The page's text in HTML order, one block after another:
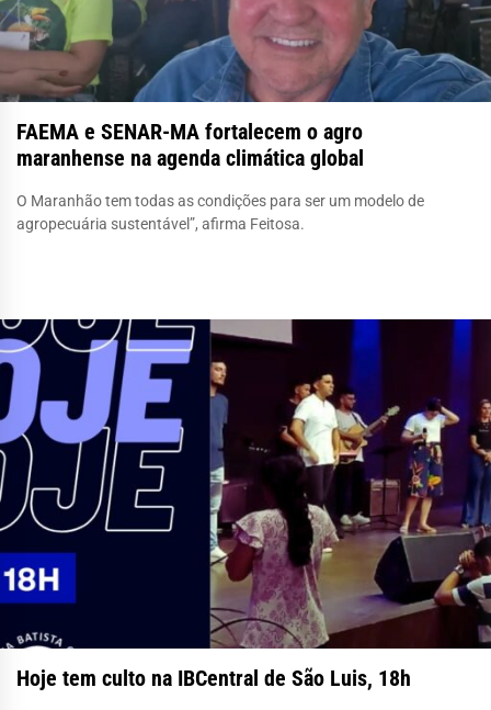
FAEMA e SENAR-MA fortalecem o agro
maranhense na agenda climática global
O Maranhão tem todas as condições para ser um modelo de
agropecuária sustentável”, afirma Feitosa.
Hoje tem culto na IBCentral de São Luis, 18h